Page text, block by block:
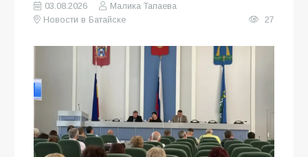
03.08.2026
Малика Тапаева
Новости в Батайске
27